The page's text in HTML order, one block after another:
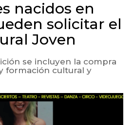
nacidos en
solicitar el
Joven
se incluyen la compra
formación cultural y